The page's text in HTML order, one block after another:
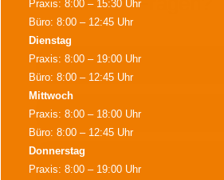
Praxis: 8:00 – 15:30 Uhr
Büro: 8:00 – 12:45 Uhr
Dienstag
Praxis: 8:00 – 19:00 Uhr
Büro: 8:00 – 12:45 Uhr
Mittwoch
Praxis: 8:00 – 18:00 Uhr
Büro: 8:00 – 12:45 Uhr
Donnerstag
Praxis: 8:00 – 19:00 Uhr